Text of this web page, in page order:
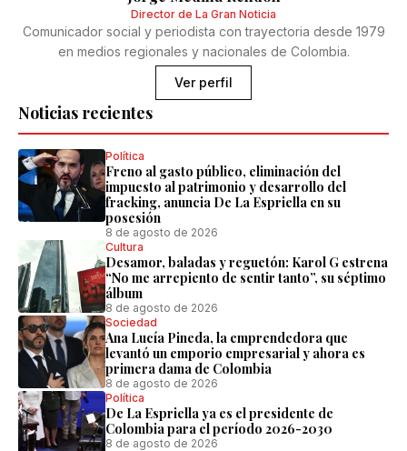
Noticias recientes
Política
Freno al gasto público, eliminación del
impuesto al patrimonio y desarrollo del
fracking, anuncia De La Espriella en su
posesión
8 de agosto de 2026
Cultura
Desamor, baladas y reguetón: Karol G estrena
“No me arrepiento de sentir tanto”, su séptimo
álbum
8 de agosto de 2026
Sociedad
Ana Lucía Pineda, la emprendedora que
levantó un emporio empresarial y ahora es
primera dama de Colombia
8 de agosto de 2026
Política
De La Espriella ya es el presidente de
Colombia para el período 2026-2030
8 de agosto de 2026
Director de La Gran Noticia
Comunicador social y periodista con trayectoria desde 1979
en medios regionales y nacionales de Colombia.
Ver perfil